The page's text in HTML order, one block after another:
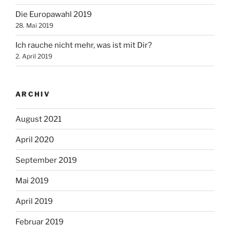
Die Europawahl 2019
28. Mai 2019
Ich rauche nicht mehr, was ist mit Dir?
2. April 2019
ARCHIV
August 2021
April 2020
September 2019
Mai 2019
April 2019
Februar 2019